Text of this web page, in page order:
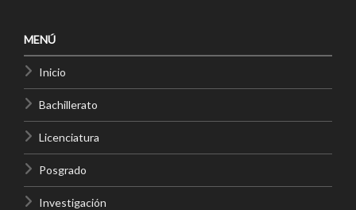
MENÚ
Inicio
Bachillerato
Licenciatura
Posgrado
Investigación